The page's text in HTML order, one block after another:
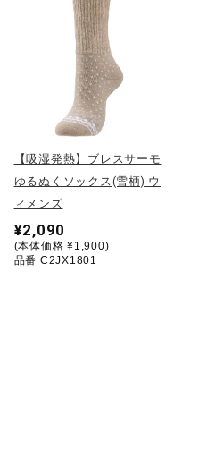
【吸湿発熱】ブレスサーモ
ゆるぬくソックス(雪柄) ウ
ィメンズ
¥2,090
(本体価格 ¥1,900)
品番 C2JX1801